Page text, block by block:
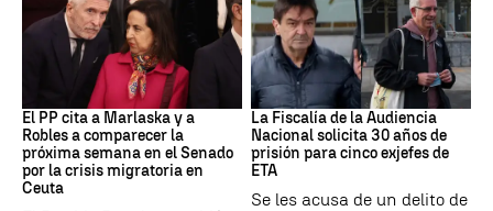
Crisis Migratoria
El PP cita a Marlaska y a
Robles a comparecer la
próxima semana en el Senado
por la crisis migratoria en
Ceuta
ETA
La Fiscalía de la Audiencia
Nacional solicita 30 años de
prisión para cinco exjefes de
ETA
Se les acusa de un delito de